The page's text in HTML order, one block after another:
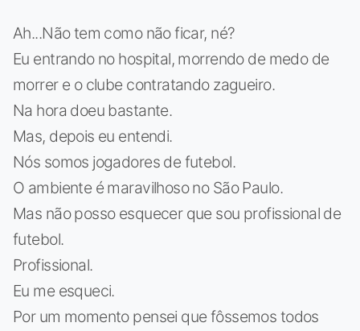
Ah...Não tem como não ficar, né?
Eu entrando no hospital, morrendo de medo de
morrer e o clube contratando zagueiro.
Na hora doeu bastante.
Mas, depois eu entendi.
Nós somos jogadores de futebol.
O ambiente é maravilhoso no São Paulo.
Mas não posso esquecer que sou profissional de
futebol.
Profissional.
Eu me esqueci.
Por um momento pensei que fôssemos todos